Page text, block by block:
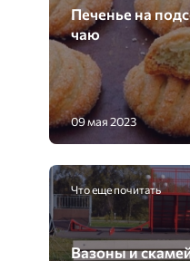
Печенье на
чаю
09 мая 2023
Что еще почитать
Вазоны и